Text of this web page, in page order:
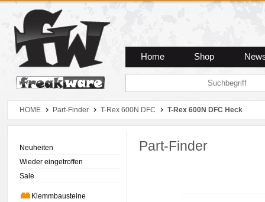
Zum Hauptmenue
Zum Seiteninhalt
Zum Warenkob
Home Shop
HOME Part-Finder T-Rex 600N DFC T-Rex 600N DFC Heck
Neuheiten
Wieder eingetroffen
Sale
Klemmbausteine
Part-Finder